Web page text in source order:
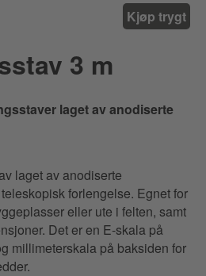
Kjøp trygt
3 m
laget av anodiserte
laget av anodiserte
forlengelse. Egnet for
eller ute i felten, samt
Det er en E-skala på
millimeterskala på baksiden for